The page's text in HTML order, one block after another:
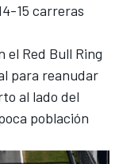
15 carreras
el Red Bull Ring
para reanudar
al lado del
población